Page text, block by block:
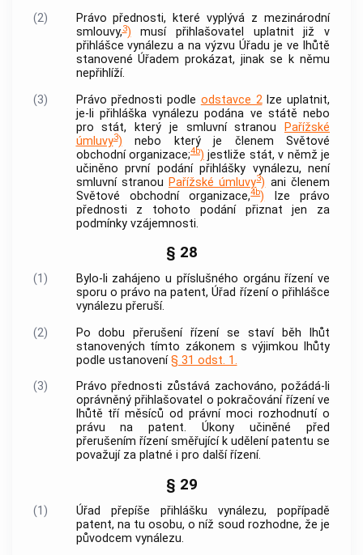
(2)
Právo přednosti, které vyplývá z mezinárodní
smlouvy,3) musí přihlašovatel uplatnit již v
přihlášce vynálezu a na výzvu Úřadu je ve lhůtě
stanovené Úřadem prokázat, jinak se k němu
nepřihlíží.
(3)
Právo přednosti podle odstavce 2lze uplatnit,
je-li přihláška vynálezu podána ve státě nebo
pro stát, který je smluvní stranou
Pařížské
úmluvy3) nebo který je členem Světové
obchodní organizace;4b) jestliže stát, v němž je
učiněno první podání přihlášky vynálezu, není
smluvní stranou Pařížské úmluvy3) ani členem
Světové obchodní organizace,4b) lze právo
přednosti z tohoto podání přiznat jen za
podmínky vzájemnosti.
§ 28
(1)
Bylo-li zahájeno u příslušného orgánu řízení ve
sporu o právo na patent, Úřad řízení o přihlášce
vynálezu přeruší.
(2)
Po dobu přerušení řízení se staví běh lhůt
stanovených tímto zákonem s výjimkou lhůty
podle ustanovení§ 31 odst. 1.
(3)
Právo přednosti zůstává zachováno, požádá-li
oprávněný přihlašovatel o pokračování řízení ve
lhůtě tří měsíců od právní moci rozhodnutí o
právu na patent. Úkony učiněné před
přerušením řízení směřující k udělení patentu se
považují za platné i pro další řízení.
§ 29
(1)
Úřad přepíše přihlášku vynálezu, popřípadě
patent, na tu osobu, o níž soud rozhodne, že je
původcem vynálezu.